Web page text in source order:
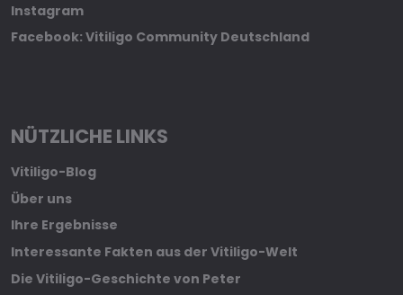
Instagram
Facebook: Vitiligo Community Deutschland
NÜTZLICHE LINKS
Vitiligo-Blog
Über uns
Ihre Ergebnisse
Interessante Fakten aus der Vitiligo-Welt
Die Vitiligo-Geschichte von Peter